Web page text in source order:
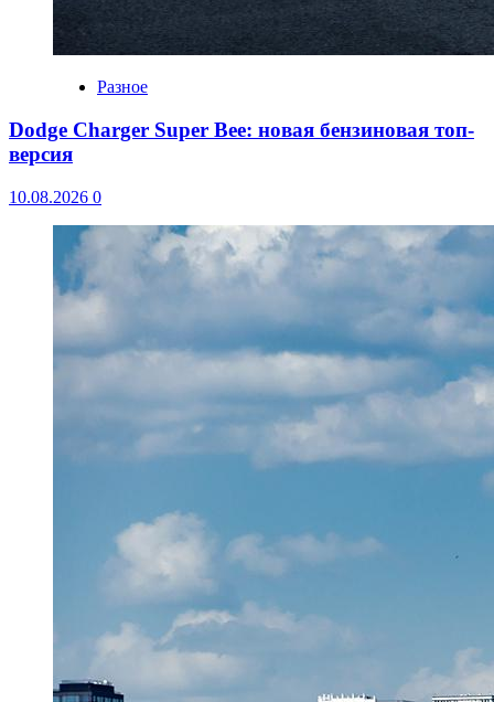
Разное
Dodge Charger Super Bee: новая бензиновая топ-
версия
10.08.2026 0